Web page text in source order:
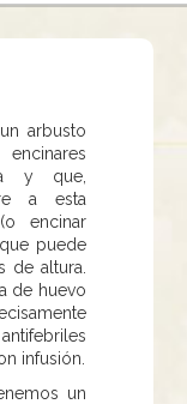
arbusto
y que,
a esta
encinar
puede
de altura.
de huevo
infusión.
un